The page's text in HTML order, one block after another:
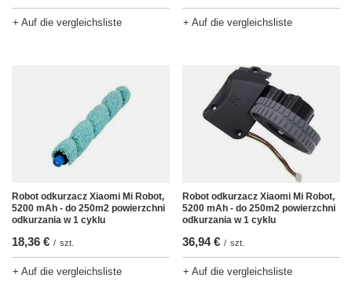
+ Auf die vergleichsliste + Auf die vergleichsliste
Robot odkurzacz Xiaomi Mi Robot,
5200 mAh - do 250m2 powierzchni
odkurzania w 1 cyklu
18,36 € / szt.
+ Auf die vergleichsliste
Robot odkurzacz Xiaomi Mi Robot,
5200 mAh - do 250m2 powierzchni
odkurzania w 1 cyklu
36,94 € / szt.
+ Auf die vergleichsliste